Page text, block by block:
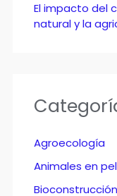
El impacto del
natural y la
Agroecología
Animales en
Bioconstrucción